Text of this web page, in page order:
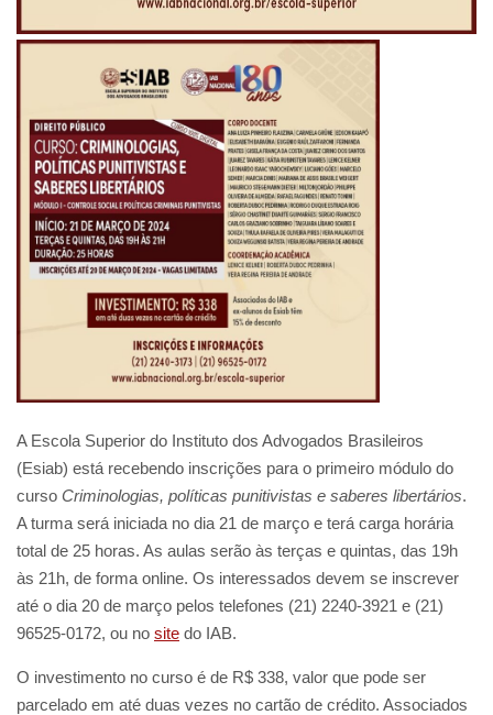
A Escola Superior do Instituto dos Advogados Brasileiros
(Esiab) está recebendo inscrições para o primeiro módulo do
curso Criminologias, políticas punitivistas e saberes libertários.
A turma será iniciada no dia 21 de março e terá carga horária
total de 25 horas. As aulas serão às terças e quintas, das 19h
às 21h, de forma online. Os interessados devem se inscrever
até o dia 20 de março pelos telefones (21) 2240-3921 e (21)
96525-0172, ou no site do IAB.
O investimento no curso é de R$ 338, valor que pode ser
parcelado em até duas vezes no cartão de crédito. Associados